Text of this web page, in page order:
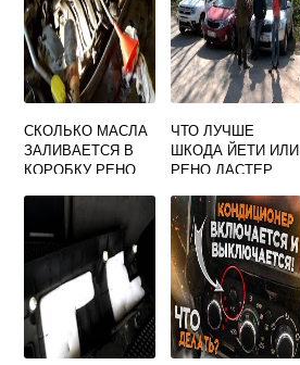
СКОЛЬКО МАСЛА
ЗАЛИВАЕТСЯ В
КОРОБКУ РЕНО
ЧТО ЛУЧШЕ
ШКОДА ЙЕТИ ИЛИ
РЕНО ДАСТЕР